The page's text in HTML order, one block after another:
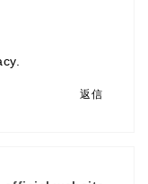
返信